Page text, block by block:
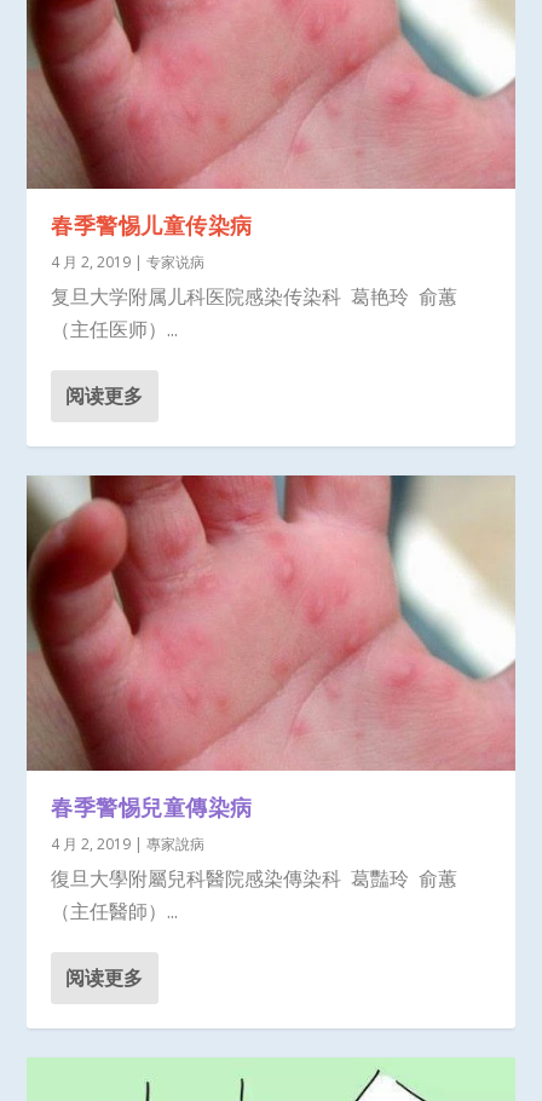
春季警惕儿童传染病
4 月 2, 2019 |专家说病
复旦大学附属儿科医院感染传染科 葛艳玲 俞蕙
（主任医师）...
阅读更多
春季警惕兒童傳染病
4 月 2, 2019 |專家說病
復旦大學附屬兒科醫院感染傳染科 葛豔玲 俞蕙
（主任醫師）...
阅读更多